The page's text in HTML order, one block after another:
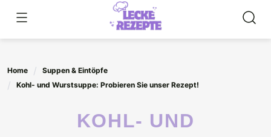
content
Home
Suppen & Eintöpfe
Kohl- und Wurstsuppe: Probieren Sie unser Rezept!
KOHL- UND